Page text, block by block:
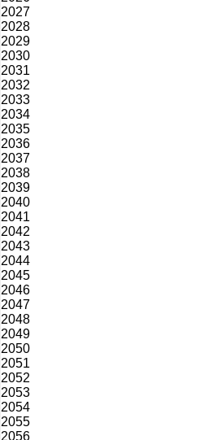
2027
2028
2029
2030
2031
2032
2033
2034
2035
2036
2037
2038
2039
2040
2041
2042
2043
2044
2045
2046
2047
2048
2049
2050
2051
2052
2053
2054
2055
2056